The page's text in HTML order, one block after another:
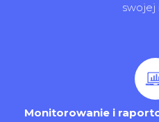
swojej
Monitorowanie i